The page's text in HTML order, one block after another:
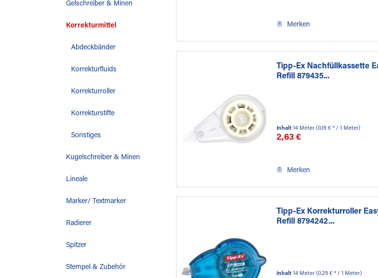
Gelschreiber & Minen
Korrekturmittel
Abdeckbänder
Korrekturfluids
Korrekturroller
Korrekturstifte
Sonstiges
Kugelschreiber & Minen
Lineale
Marker/ Textmarker
Radierer
Spitzer
Stempel & Zubehör
Merken
Tipp-Ex Nachfüllkassette
Refill 879435...
Inhalt14 Meter(0,19 € * / 1 Meter)
2,63 €
Merken
Tipp-Ex Korrekturroller
Refill 8794242...
Inhalt14 Meter(0,29 € * / 1 Meter)